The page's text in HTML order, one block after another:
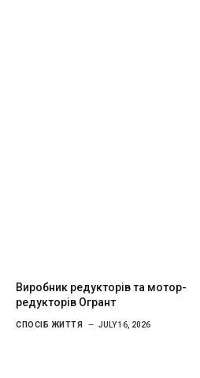
Виробник редукторів та мотор-
редукторів Огрант
СПОСІБ ЖИТТЯ JULY 16, 2026